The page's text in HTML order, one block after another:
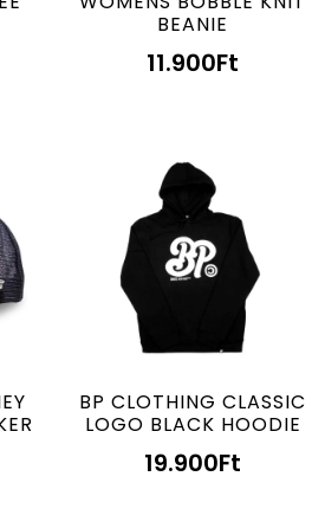
BEANIE
11.900Ft
BP CLOTHING CLASSIC
LOGO BLACK HOODIE
19.900Ft